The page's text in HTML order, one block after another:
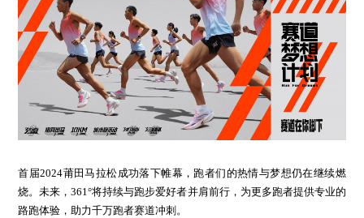
首届2024莆田马拉松成功落下帷幕，跑者们的热情与梦想仍在继续燃
烧。未来，361°将持续与跑步爱好者并肩前行，为更多跑者提供专业的
路跑体验，助力千万跑者赛道冲刺。